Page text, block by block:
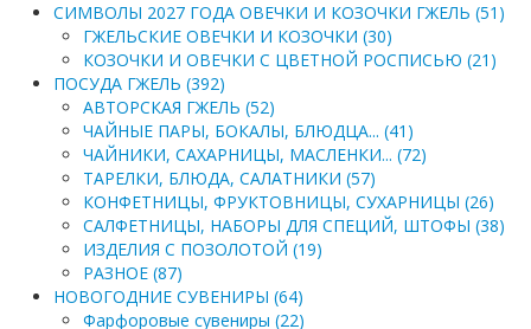
СИМВОЛЫ 2027 ГОДА ОВЕЧКИ И КОЗОЧКИ ГЖЕЛЬ (51)
ГЖЕЛЬСКИЕ ОВЕЧКИ И КОЗОЧКИ (30)
КОЗОЧКИ И ОВЕЧКИ С ЦВЕТНОЙ РОСПИСЬЮ (21)
ПОСУДА ГЖЕЛЬ (392)
АВТОРСКАЯ ГЖЕЛЬ (52)
ЧАЙНЫЕ ПАРЫ, БОКАЛЫ, БЛЮДЦА... (41)
ЧАЙНИКИ, САХАРНИЦЫ, МАСЛЕНКИ... (72)
ТАРЕЛКИ, БЛЮДА, САЛАТНИКИ (57)
КОНФЕТНИЦЫ, ФРУКТОВНИЦЫ, СУХАРНИЦЫ (26)
САЛФЕТНИЦЫ, НАБОРЫ ДЛЯ СПЕЦИЙ, ШТОФЫ (38)
ИЗДЕЛИЯ С ПОЗОЛОТОЙ (19)
РАЗНОЕ (87)
НОВОГОДНИЕ СУВЕНИРЫ (64)
Фарфоровые сувениры (22)